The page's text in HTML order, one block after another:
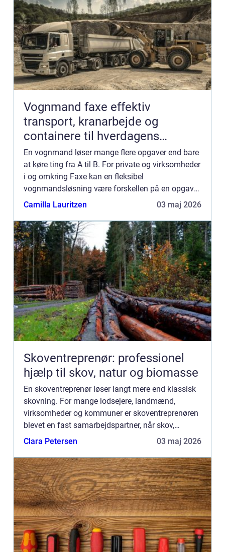
Vognmand faxe effektiv
transport, kranarbejde og
containere til hverdagens
opgaver
En vognmand løser mange flere opgaver end bare
at køre ting fra A til B. For private og virksomheder
i og omkring Faxe kan en fleksibel
vognmandsløsning være forskellen på en opgave,
der glider let, og en opgave, der stopper helt op. En
Camilla Lauritzen 03 maj 2026
Skoventreprenør: professionel
hjælp til skov, natur og biomasse
En skoventreprenør løser langt mere end klassisk
skovning. For mange lodsejere, landmænd,
virksomheder og kommuner er skoventreprenøren
blevet en fast samarbejdspartner, når skov,
naturarealer og større udend&o...
Clara Petersen 03 maj 2026